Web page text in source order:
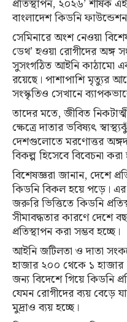
প্রতিস্থাপন, ২০২৬’
বাংলাদেশ কিডনি
সেমিনারে অংশ নেওয়া
ডেথ’ হওয়া রোগীদের অঙ্গ
সুসংগঠিত আইনি কাঠামো
রয়েছে। পাশাপাশি মৃত্যুর
সংস্কৃতিও সেখানে
তাদের মতে, জীবিত
ক্ষেত্রে দাতার ভবিষ্যৎ
দেশগুলোতে মরণোত্তর
বিকল্প হিসেবে বিবেচনা
বিশেষজ্ঞরা জানান, দেশে
কিডনি বিকল হয়ে পড়ে।
জরুরি ভিত্তিতে কিডনি
সীমাবদ্ধতার কারণে দেশে
প্রতিস্থাপন করা সম্ভব হচ্ছে।
আইনি জটিলতা ও দাতা
হাজার ২০০ থেকে ১ হাজার
জন্য বিদেশে গিয়ে কিডনি
যেমন রোগীদের ব্যয় বেড়ে
মুদ্রাও ব্যয় হচ্ছে।